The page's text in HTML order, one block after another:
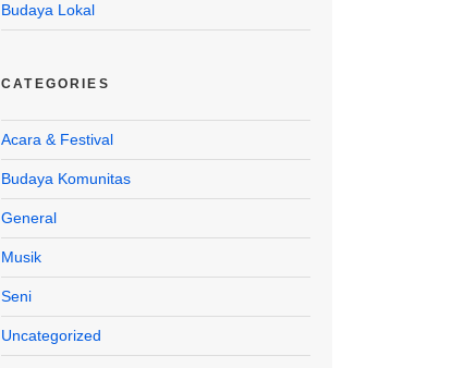
Budaya Lokal
CATEGORIES
Acara & Festival
Budaya Komunitas
General
Musik
Seni
Uncategorized